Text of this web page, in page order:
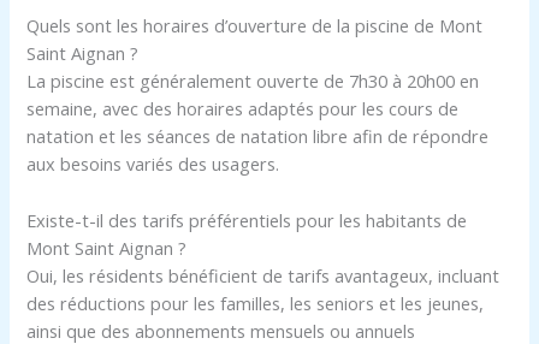
Quels sont les horaires d’ouverture de la piscine de Mont
Saint Aignan ?
La piscine est généralement ouverte de 7h30 à 20h00 en
semaine, avec des horaires adaptés pour les cours de
natation et les séances de natation libre afin de répondre
aux besoins variés des usagers.
Existe-t-il des tarifs préférentiels pour les habitants de
Mont Saint Aignan ?
Oui, les résidents bénéficient de tarifs avantageux, incluant
des réductions pour les familles, les seniors et les jeunes,
ainsi que des abonnements mensuels ou annuels